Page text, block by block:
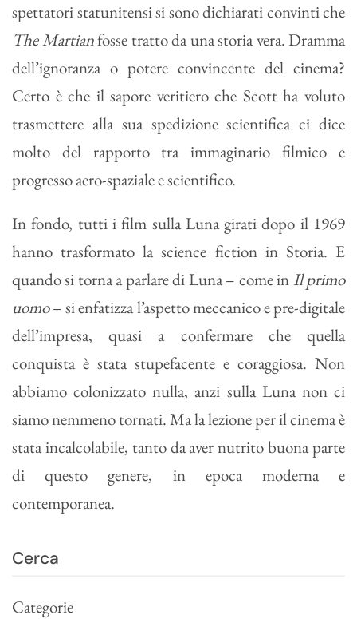
spettatori statunitensi si sono dichiarati convinti che
The Martianfosse tratto da una storia vera. Dramma
dell’ignoranza o potere convincente del cinema?
Certo è che il sapore veritiero che Scott ha voluto
trasmettere alla sua spedizione scientifica ci dice
molto del rapporto tra immaginario filmico e
progresso aero-spaziale e scientifico.
In fondo, tutti i film sulla Luna girati dopo il 1969
hanno trasformato la science fiction in Storia. E
quando si torna a parlare di Luna – come inIl primo
uomo– si enfatizza l’aspetto meccanico e pre-digitale
dell’impresa, quasi a confermare che quella
conquista è stata stupefacente e coraggiosa. Non
abbiamo colonizzato nulla, anzi sulla Luna non ci
siamo nemmeno tornati. Ma la lezione per il cinema è
stata incalcolabile, tanto da aver nutrito buona parte
di questo genere, in epoca moderna e
contemporanea.
Categorie